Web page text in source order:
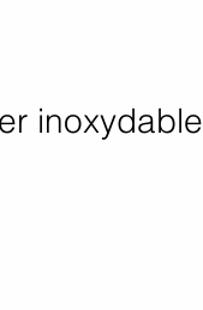
inoxydable